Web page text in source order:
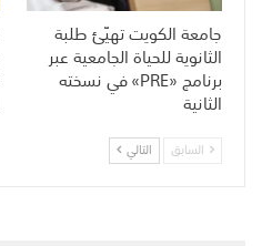
جامعة الكويت تهيّئ طلبة
الثانوية للحياة الجامعية عبر
برنامج «PRE» في نسخته
الثانية
السابق التالي